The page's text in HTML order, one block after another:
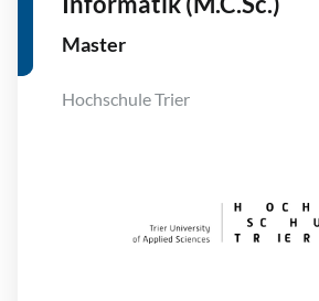
Master
Hochschule Trier